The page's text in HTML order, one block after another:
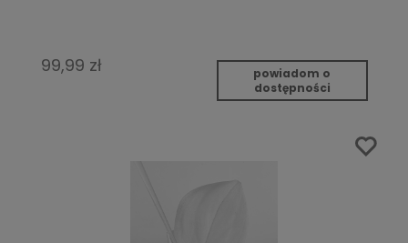
99,99 zł
powiadom o
dostępności